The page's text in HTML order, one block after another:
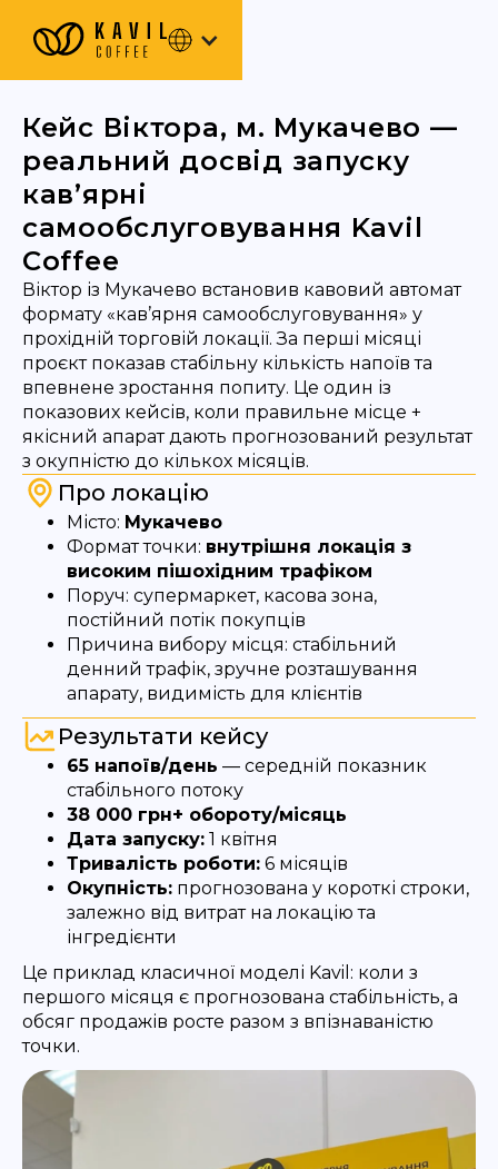
Кейс Віктора, м. Мукачево —
реальний досвід запуску
кав’ярні
самообслуговування Kavil
Coffee
Віктор із Мукачево встановив кавовий автомат
формату «кав’ярня самообслуговування» у
прохідній торговій локації. За перші місяці
проєкт показав стабільну кількість напоїв та
впевнене зростання попиту. Це один із
показових кейсів, коли правильне місце +
якісний апарат дають прогнозований результат
з окупністю до кількох місяців.
Про локацію
Місто: Мукачево
Формат точки: внутрішня локація з
високим пішохідним трафіком
Поруч: супермаркет, касова зона,
постійний потік покупців
Причина вибору місця: стабільний
денний трафік, зручне розташування
апарату, видимість для клієнтів
Результати кейсу
65 напоїв/день — середній показник
стабільного потоку
38 000 грн+ обороту/місяць
Дата запуску: 1 квітня
Тривалість роботи: 6 місяців
Окупність: прогнозована у короткі строки,
залежно від витрат на локацію та
інгредієнти
Це приклад класичної моделі Kavil: коли з
першого місяця є прогнозована стабільність, а
обсяг продажів росте разом з впізнаваністю
точки.